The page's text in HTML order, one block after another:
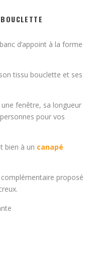
d’appoint à la forme
tissu bouclette et ses
fenêtre, sa longueur
personnes pour vos
bien à un canapé
proposé